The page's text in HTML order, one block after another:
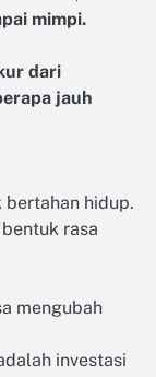
mimpi.
dari
jauh
bertahan hidup.
rasa
mengubah
investasi